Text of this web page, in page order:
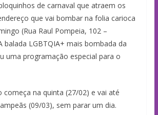
de carnaval que atraem os
que vai bombar na folia carioca
(Rua Raul Pompeia, 102 –
balada LGBTQIA+ mais bombada da
uma programação especial para o
começa na quinta (27/02) e vai até
(09/03), sem parar um dia.